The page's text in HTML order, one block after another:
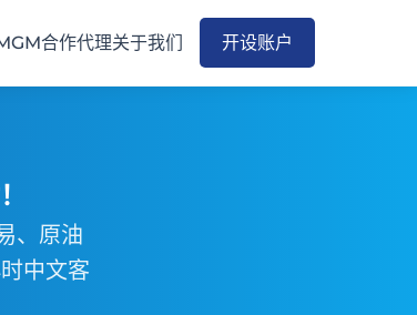
合作代理关于我们 开设账户
、原油
中文客